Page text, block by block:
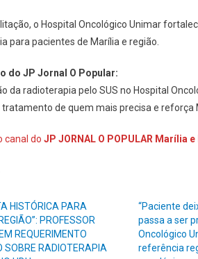
o Hospital Oncológico Unimar
para pacientes de Marília e região.
do JP Jornal O Popular:
da radioterapia pelo SUS no Hospital
de quem mais precisa e reforça
canal do JP JORNAL O POPULAR Marília e
HISTÓRICA PARA
PROFESSOR
REQUERIMENTO
SOBRE RADIOTERAPIA
“Paciente
passa a ser
Oncológico
referência